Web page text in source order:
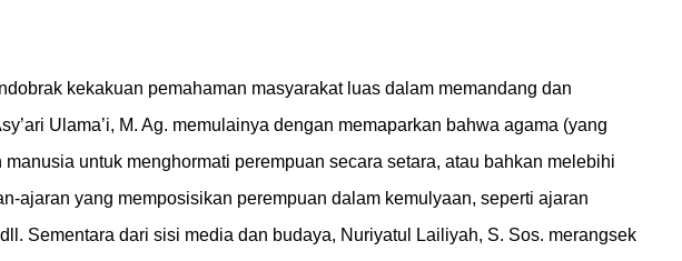
kekakuan pemahaman masyarakat luas dalam memandang dan
Ulama’i, M. Ag. memulainya dengan memaparkan bahwa agama (yang
untuk menghormati perempuan secara setara, atau bahkan melebihi
ajaran yang memposisikan perempuan dalam kemulyaan, seperti ajaran
Sementara dari sisi media dan budaya, Nuriyatul Lailiyah, S. Sos. merangsek